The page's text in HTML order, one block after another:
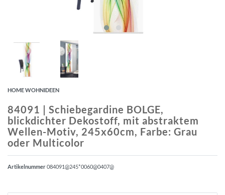
HOME WOHNIDEEN
84091 | Schiebegardine BOLGE,
blickdichter Dekostoff, mit abstraktem
Wellen-Motiv, 245x60cm, Farbe: Grau
oder Multicolor
Artikelnummer084091@245*0060@0407@